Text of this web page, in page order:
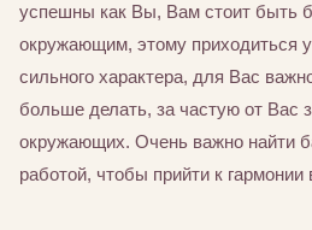
успешны как Вы, Вам стоит быть
окружающим, этому приходиться
сильного характера, для Вас
больше делать, за частую от Вас
окружающих. Очень важно найти
работой, чтобы прийти к